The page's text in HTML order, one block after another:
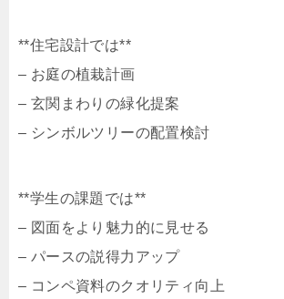
**住宅設計では**
– お庭の植栽計画
– 玄関まわりの緑化提案
– シンボルツリーの配置検討
**学生の課題では**
– 図面をより魅力的に見せる
– パースの説得力アップ
– コンペ資料のクオリティ向上